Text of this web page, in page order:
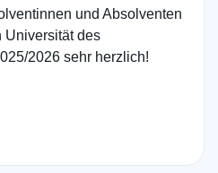
und Absolventen
Universität des
2026 sehr herzlich!